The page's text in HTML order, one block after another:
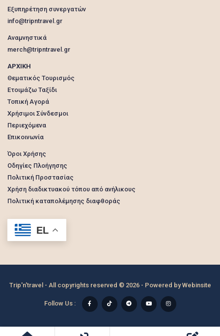
Εξυπηρέτηση συνεργατών
info@tripntravel.gr
Αναμνηστικά
merch@tripntravel.gr
ΑΡΧΙΚΗ
Θεματικός Τουρισμός
Ετοιμάζω Ταξίδι
Τοπική Αγορά
Χρήσιμοι Σύνδεσμοι
Περιεχόμενα
Επικοινωνία
Όροι Χρήσης
Οδηγίες Πλοήγησης
Πολιτική Προστασίας
Χρήση διαδικτυακού τόπου από ανήλικους
Πολιτική καταπολέμησης διαφθοράς
EL
Trip'n'travel - All copyrights reserved © 2026 - Powered byWebinsite
Follow Us :